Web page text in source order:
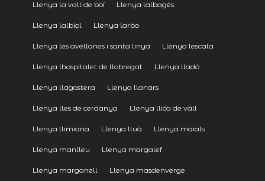
Llenya la vall de boí Llenya lalbagés
Llenya lalbiol Llenya larbo
Llenya les avellanes i santa linya Llenya lescala
Llenya lhospitalet de llobregat Llenya lladó
Llenya llagostera Llenya llanars
Llenya lles de cerdanya Llenya llica de vall
Llenya llimiana Llenya lluà Llenya maials
Llenya manlleu Llenya margalef
Llenya marganell Llenya masdenverge